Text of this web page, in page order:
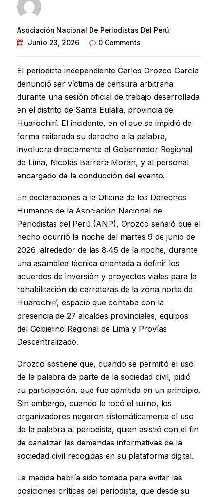
Asociación Nacional De Periodistas Del Perú
Junio 23, 2026
0 Comments
El periodista independiente Carlos Orozco García
denunció ser víctima de censura arbitraria
durante una sesión oficial de trabajo desarrollada
en el distrito de Santa Eulalia, provincia de
Huarochirí. El incidente, en el que se impidió de
forma reiterada su derecho a la palabra,
involucra directamente al Gobernador Regional
de Lima, Nicolás Barrera Morán, y al personal
encargado de la conducción del evento.
En declaraciones a la Oficina de los Derechos
Humanos de la Asociación Nacional de
Periodistas del Perú (ANP), Orozco señaló que el
hecho ocurrió la noche del martes 9 de junio de
2026, alrededor de las 8:45 de la noche, durante
una asamblea técnica orientada a definir los
acuerdos de inversión y proyectos viales para la
rehabilitación de carreteras de la zona norte de
Huarochirí, espacio que contaba con la
presencia de 27 alcaldes provinciales, equipos
del Gobierno Regional de Lima y Provías
Descentralizado.
Orozco sostiene que, cuando se permitió el uso
de la palabra de parte de la sociedad civil, pidió
su participación, que fue admitida en un principio.
Sin embargo, cuando le tocó el turno, los
organizadores negaron sistemáticamente el uso
de la palabra al periodista, quien asistió con el fin
de canalizar las demandas informativas de la
sociedad civil recogidas en su plataforma digital.
La medida habría sido tomada para evitar las
posiciones críticas del periodista, que desde su